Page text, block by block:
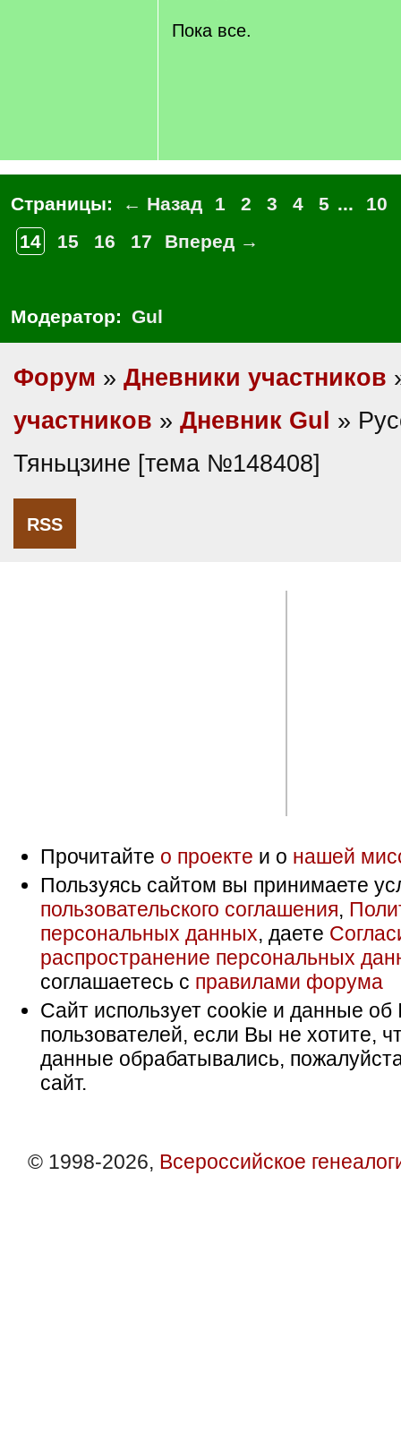
Пока все.
Страницы: ← Назад 1 2 3 4 5 ...
10
14
15 16 17 Вперед →
Модератор: Gul
Форум » Дневники участников
участников » Дневник Gul
»
Тяньцзине [тема №148408]
RSS
Прочитайте о проекте и о нашей
Пользуясь сайтом вы принимаете
пользовательского соглашения,
персональных данных, даете
распространение персональных
соглашаетесь с правилами форума
Сайт использует cookie и данные об
пользователей, если Вы не хотите,
данные обрабатывались,
сайт.
© 1998-2026, Всероссийское